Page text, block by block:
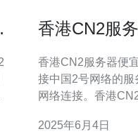
香港CN2服
香港CN2服务器便宜实惠，
接中国2号网络的
网络连接。香港
务。 香港CN2服务器有许多优势，包括： 稳定的网络连接
2025年6月4日